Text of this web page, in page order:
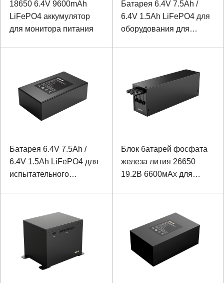
18650 6.4V 9600mAh
LiFePO4 аккумулятор
для монитора питания
Батарея 6.4V 7.5Ah /
6.4V 1.5Ah LiFePO4 для
оборудования для
Батарея 6.4V 7.5Ah /
6.4V 1.5Ah LiFePO4 для
испытательного
конструкции
Блок батарей фосфата
железа лития 26650
19.2В 6600мАх для
протоколом связи
МОЖЕТ